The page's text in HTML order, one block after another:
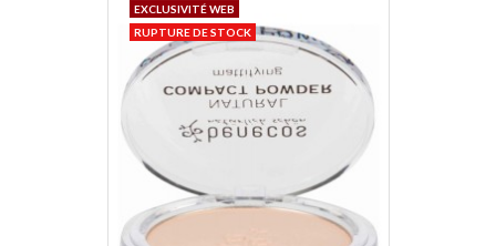
EXCLUSIVITÉ WEB
RUPTURE DE STOCK